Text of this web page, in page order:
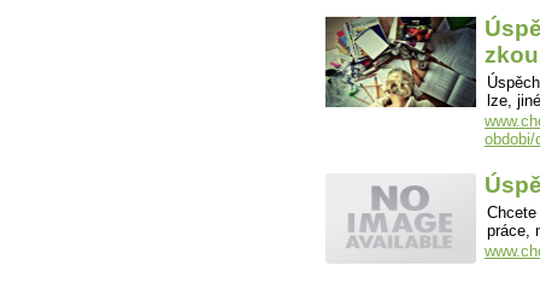
lze,
obdobi/
práce,